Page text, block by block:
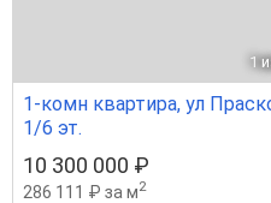
1
1-комн квартира, ул
1/6 эт.
10 300 000 ₽
286 111 ₽ за м2